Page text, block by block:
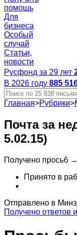
помощь
Для
бизнеса
Особый
случай
Статьи,
новости
Русфонд за 29 лет
В 2026 году 885
Главная>Рубрики>
Почта за
5.02.15)
Получено просьб →
Принято в
Отправлено в
Получено